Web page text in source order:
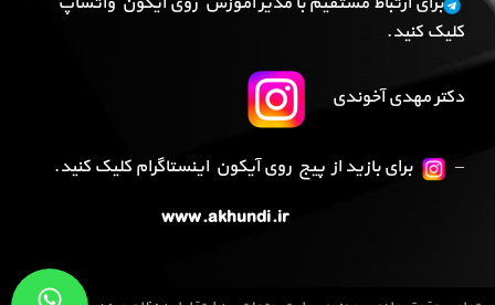
کلیک کنید.
دکتر مهدی آخوندی
–
برای بازید از پیج روی آیکون اینستاگرام کلیک کنید.
www.akhundi.ir